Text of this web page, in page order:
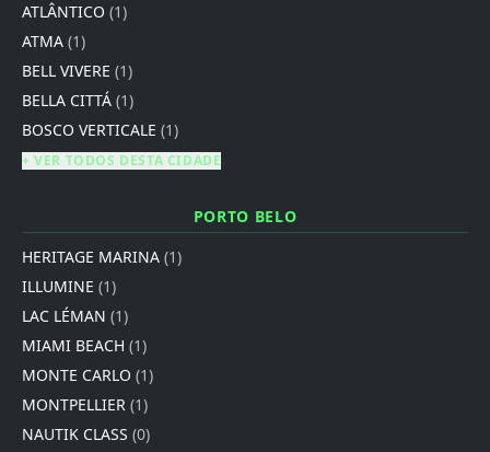
ATLÂNTICO (1)
ATMA (1)
BELL VIVERE (1)
BELLA CITTÁ (1)
BOSCO VERTICALE (1)
+ VER TODOS DESTA CIDADE
PORTO BELO
HERITAGE MARINA (1)
ILLUMINE (1)
LAC LÉMAN (1)
MIAMI BEACH (1)
MONTE CARLO (1)
MONTPELLIER (1)
NAUTIK CLASS (0)